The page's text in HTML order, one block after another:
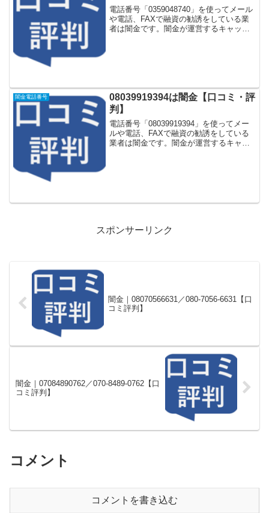
電話番号「0359048740」を使ってメール
や電話、FAXで融資の勧誘をしている業
者は闇金です。闇金が運営するキャッシ
闇金電話番号
08039919394は闇金【口コミ・評
判】
電話番号「08039919394」を使ってメー
ルや電話、FAXで融資の勧誘をしている
業者は闇金です。闇金が運営するキャッ
スポンサーリンク
闇金｜08070566631／080-7056-6631【口
コミ評判】
闇金｜07084890762／070-8489-0762【口
コミ評判】
コメント
コメントを書き込む